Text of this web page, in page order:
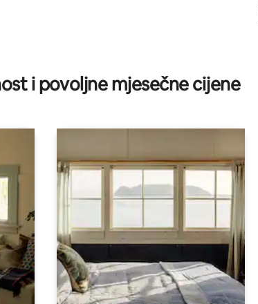
i povoljne mjesečne cijene